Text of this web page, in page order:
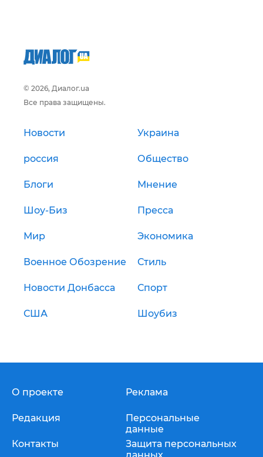
© 2026, Диалог.ua
Все права защищены.
Новости Украина
россия Общество
Блоги Мнение
Шоу-Биз Пресса
Мир Экономика
Военное Обозрение Стиль
Новости Донбасса Спорт
США Шоубиз
О проекте
Редакция
Контакты
Реклама
Персональные
данные
Защита персональных